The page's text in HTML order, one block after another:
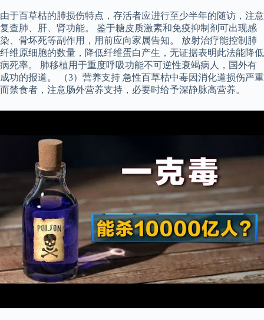
由于百草枯的肺损伤特点，存活者应进行至少半年的随访，注意
复查肺、肝、肾功能。 鉴于糖皮质激素和免疫抑制剂可出现感
染、骨坏死等副作用，用前应向家属告知。 放射治疗能控制肺
纤维原细胞的数量，降低纤维蛋白产生，无证据表明此法能降低
病死率。 肺移植用于重度呼吸功能不可逆性衰竭病人，国外有
成功的报道。 （3）营养支持 急性百草枯中毒因消化道损伤严重
而禁食者，注意肠外营养支持，必要时给予深静脉高营养。